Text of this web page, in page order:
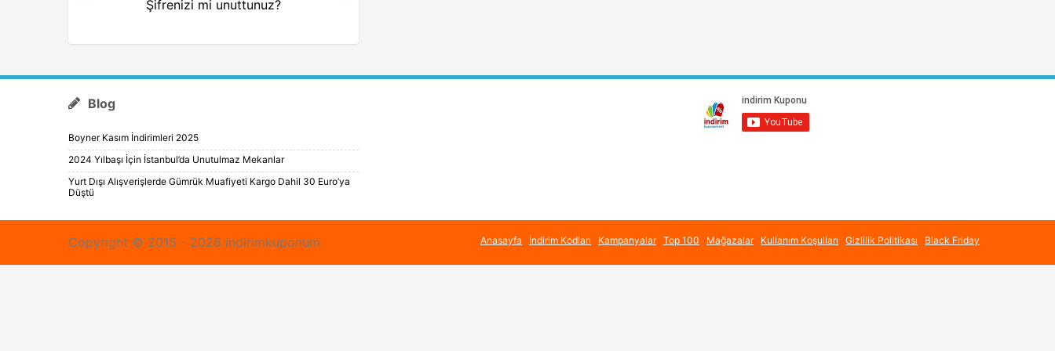
Şifrenizi mi unuttunuz?
Blog
Boyner Kasım İndirimleri 2025
2024 Yılbaşı İçin İstanbul’da Unutulmaz Mekanlar
Yurt Dışı Alışverişlerde Gümrük Muafiyeti Kargo Dahil 30 Euro’ya
Düştü
Copyright © 2015 - 2026 indirimkuponum Anasayfa İndirim Kodları Kampanyalar Top 100 Mağazalar Kullanım Koşulları Gizlilik Politikası Black Friday